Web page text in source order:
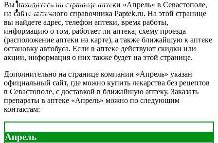
ДРУГИЕ
Вы находитесь на странице аптеки «Апрель» в Севастополе,
на сайте аптечного справочника Paptek.ru. На этой странице
вы найдете адрес, телефон аптеки, время работы,
информацию о том, работает ли аптека, схему проезда
(расположение аптеки на карте), а также ближайшую к аптеке
остановку автобуса. Если в аптеке действуют скидки или
акции, информация о них также будет на этой странице.
Дополнительно на странице компании «Апрель» указан
официальный сайт, где можно купить лекарства без рецептов
в Севастополе, с доставкой в ближайшую аптеку. Заказать
препараты в аптеке «Апрель» можно по следующим
контактам:
Апрель